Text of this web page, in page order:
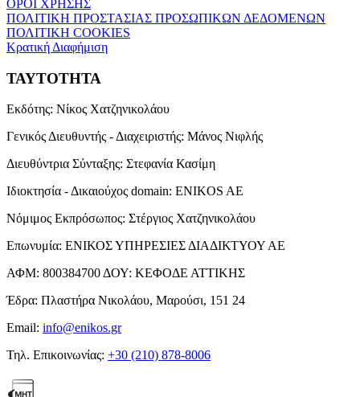
ΟΡΟΙ ΧΡΗΣΗΣ
ΠΟΛΙΤΙΚΗ ΠΡΟΣΤΑΣΙΑΣ ΠΡΟΣΩΠΙΚΩΝ ΔΕΔΟΜΕΝΩΝ
ΠΟΛΙΤΙΚΗ COOKIES
Κρατική Διαφήμιση
ΤΑΥΤΟΤΗΤΑ
Εκδότης: Νίκος Χατζηνικολάου
Γενικός Διευθυντής - Διαχειριστής: Μάνος Νιφλής
Διευθύντρια Σύνταξης: Στεφανία Κασίμη
Ιδιοκτησία - Δικαιούχος domain: ENIKOS AE
Νόμιμος Εκπρόσωπος: Στέργιος Χατζηνικολάου
Επωνυμία: ΕΝΙΚΟΣ ΥΠΗΡΕΣΙΕΣ ΔΙΑΔΙΚΤΥΟΥ ΑΕ
ΑΦΜ: 800384700 ΔΟΥ: ΚΕΦΟΔΕ ΑΤΤΙΚΗΣ
Έδρα: Πλαστήρα Νικολάου, Μαρούσι, 151 24
Email: info@enikos.gr
Τηλ. Επικοινωνίας: +30 (210) 878-8006